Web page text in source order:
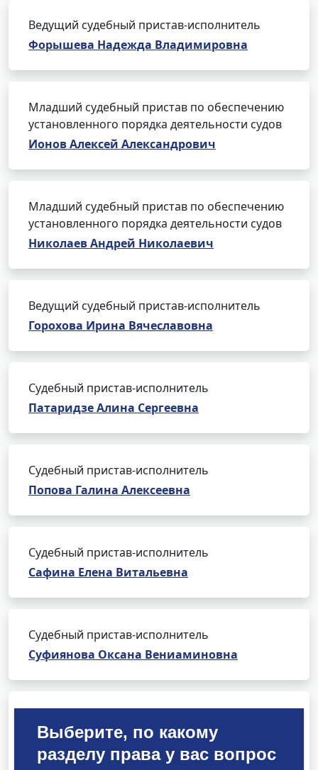
Ведущий судебный пристав-исполнитель
Форышева Надежда Владимировна
Младший судебный пристав по обеспечению
установленного порядка деятельности судов
Ионов Алексей Александрович
Младший судебный пристав по обеспечению
установленного порядка деятельности судов
Николаев Андрей Николаевич
Ведущий судебный пристав-исполнитель
Горохова Ирина Вячеславовна
Судебный пристав-исполнитель
Патаридзе Алина Сергеевна
Судебный пристав-исполнитель
Попова Галина Алексеевна
Судебный пристав-исполнитель
Сафина Елена Витальевна
Судебный пристав-исполнитель
Суфиянова Оксана Вениаминовна